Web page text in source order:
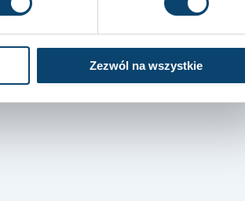
Zezwól na wszystkie